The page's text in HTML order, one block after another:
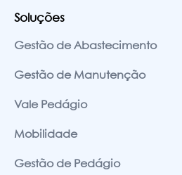
Soluções
Gestão de Abastecimento
Gestão de Manutenção
Vale Pedágio
Mobilidade
Gestão de Pedágio